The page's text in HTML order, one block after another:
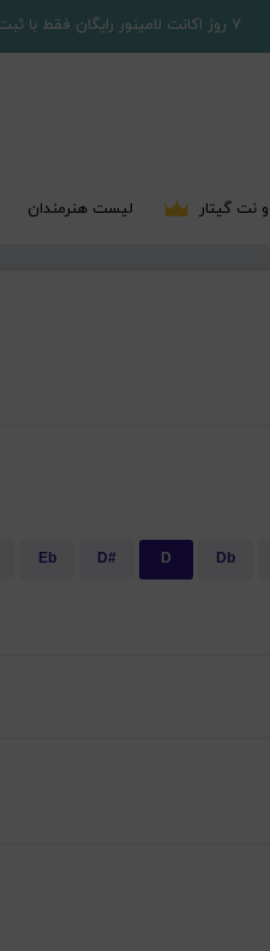
7 روز اکانت لامینور رایگان فقط با ثبت نام در سایت
نت گیتار لیست هنرمندان
Db
D
D#
Eb